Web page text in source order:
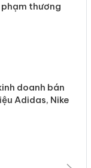
phạm thương
doanh bán
Adidas, Nike